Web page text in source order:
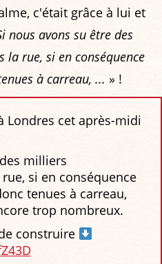
c'était grâce à lui et
nous avons su être des
la rue, si en conséquence
à carreau, ... » !
Londres cet après-midi
milliers
si en conséquence
tenues à carreau,
trop nombreux.
construire